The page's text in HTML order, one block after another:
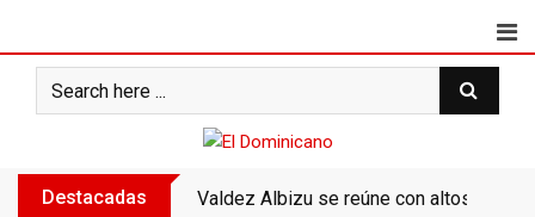
content
Destacadas Valdez Albizu se reúne con altos